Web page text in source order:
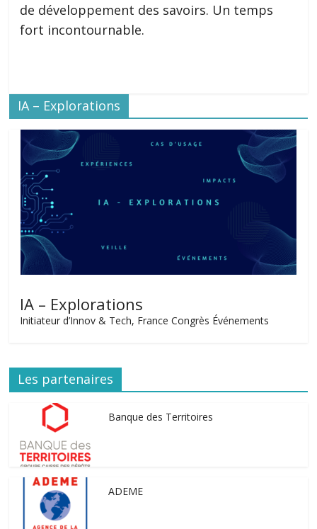
de développement des savoirs. Un temps
fort incontournable.
IA – Explorations
IA – Explorations
Initiateur d’Innov & Tech, France Congrès Événements
Les partenaires
Banque des Territoires
ADEME